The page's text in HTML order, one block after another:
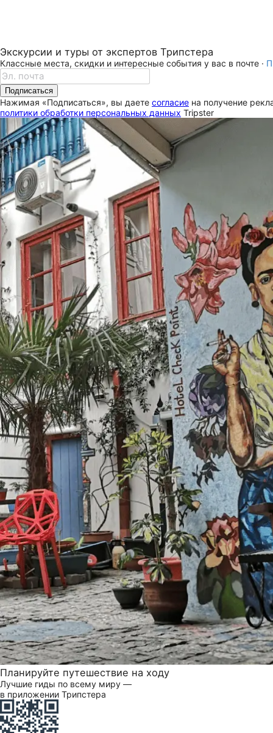
Экскурсии и туры от экспертов Трипстера
Классные места, скидки и интересные события у вас в почте ·
Подписаться
Нажимая «Подписаться», вы даете согласие на получение
политики обработки персональных данных Tripster
Планируйте путешествие на ходу
Лучшие гиды по всему миру —
в приложении Трипстера